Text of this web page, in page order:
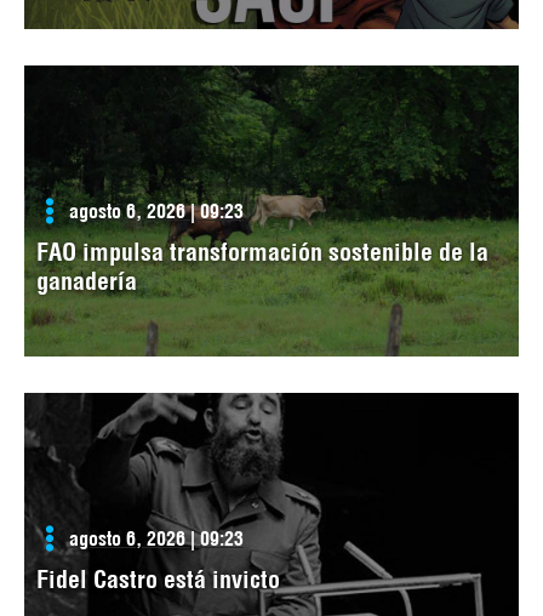
agosto 6, 2026 | 09:23
FAO impulsa transformación sostenible de la
ganadería
agosto 6, 2026 | 09:23
Fidel Castro está invicto